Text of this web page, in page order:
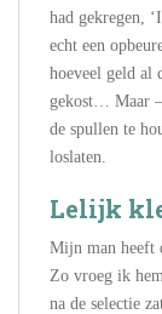
had gekregen,
echt een
hoeveel geld al
gekost… Maar
de spullen te
loslaten.
Lelijk
Mijn man heeft
Zo vroeg ik
na de selectie